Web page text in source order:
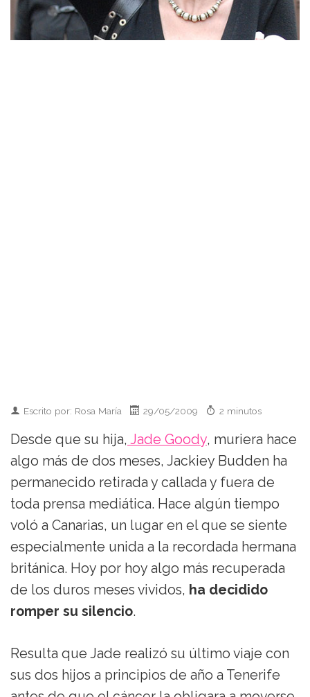
Escrito por: Rosa María 29/05/2009 2 minutos
Desde que su hija, Jade Goody, muriera hace
algo más de dos meses, Jackiey Budden ha
permanecido retirada y callada y fuera de
toda prensa mediática. Hace algún tiempo
voló a Canarias, un lugar en el que se siente
especialmente unida a la recordada hermana
británica. Hoy por hoy algo más recuperada
de los duros meses vividos, ha decidido
romper su silencio.
Resulta que Jade realizó su último viaje con
sus dos hijos a principios de año a Tenerife